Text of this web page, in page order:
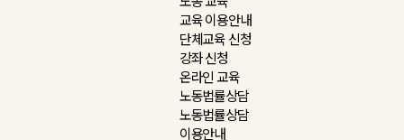
교육 이용안내
단체교육 신청
강좌 신청
온라인 교육
노동법률상담
노동법률상담
이용안내